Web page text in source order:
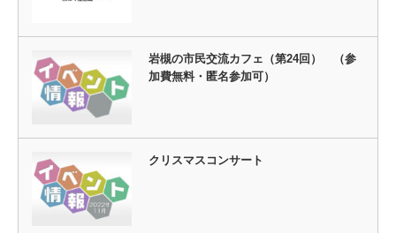
岩槻の市民交流カフェ（第24回） （参
加費無料・匿名参加可）
クリスマスコンサート